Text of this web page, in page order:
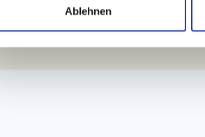
Ablehnen
JETZT ANFRAGEN!